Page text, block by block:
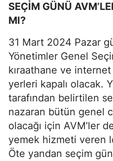
SEÇİM GÜNÜ
MI?
31 Mart 2024 Pazar
Yönetimler Genel
kıraathane ve
yerleri kapalı olacak.
tarafından belirtilen
nazaran bütün genel
olacağı için AVM’ler
yemek hizmeti veren
Öte yandan seçim